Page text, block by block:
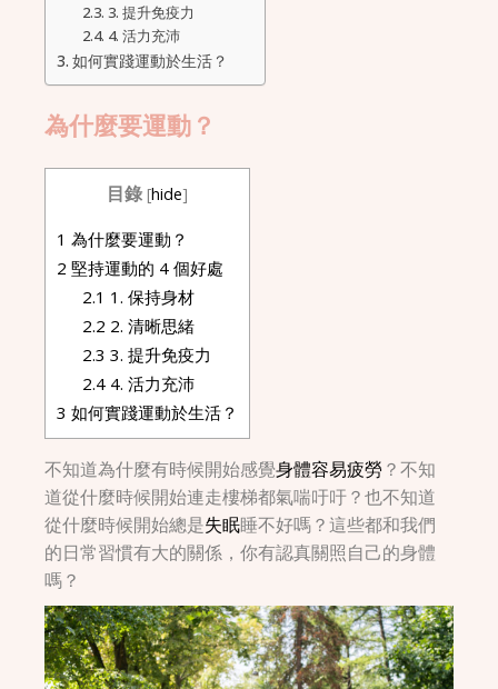
3. 提升免疫力
4. 活力充沛
如何實踐運動於生活？
為什麼要運動？
目錄 [hide]
1 為什麼要運動？
2 堅持運動的 4 個好處
2.1 1. 保持身材
2.2 2. 清晰思緒
2.3 3. 提升免疫力
2.4 4. 活力充沛
3 如何實踐運動於生活？
不知道為什麼有時候開始感覺身體容易疲勞 ？不知
道從什麼時候開始連走樓梯都氣喘吁吁？也不知道
從什麼時候開始總是失眠睡不好嗎？這些都和我們
的日常習慣有大的關係，你有認真關照自己的身體
嗎？